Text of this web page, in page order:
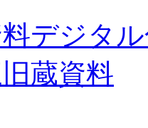
デジタ
蔵資料